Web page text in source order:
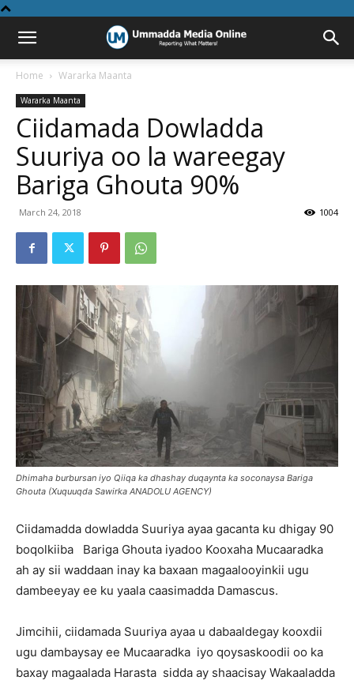
Home Wararka Maanta
Wararka Maanta
Ciidamada Dowladda
Suuriya oo la wareegay
Bariga Ghouta 90%
March 24, 2018 1004
Dhimaha burbursan iyo Qiiqa ka dhashay duqaynta ka soconaysa Bariga
Ghouta (Xuquuqda Sawirka ANADOLU AGENCY)
Ciidamadda dowladda Suuriya ayaa gacanta ku dhigay 90
boqolkiiba Bariga Ghouta iyadoo Kooxaha Mucaaradka
ah ay sii waddaan inay ka baxaan magaalooyinkii ugu
dambeeyay ee ku yaala caasimadda Damascus.
Jimcihii, ciidamada Suuriya ayaa u dabaaldegay kooxdii
ugu dambaysay ee Mucaaradka iyo qoysaskoodii oo ka
baxay magaalada Harasta sidda ay shaacisay Wakaaladda